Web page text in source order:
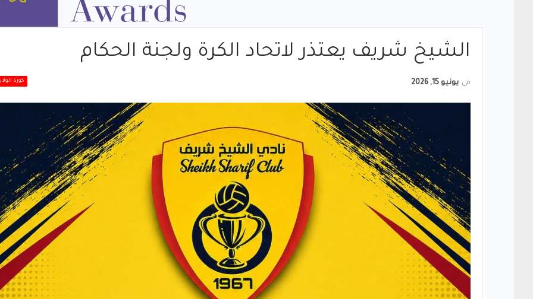
الشيخ شريف يعتذر لاتحاد الكرة ولجنة الحكام
كورة في يونيو 15, 2026